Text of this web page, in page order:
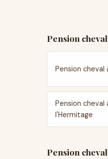
Pension
Pension cheval
Pension cheval
l'Hermitage
Pension